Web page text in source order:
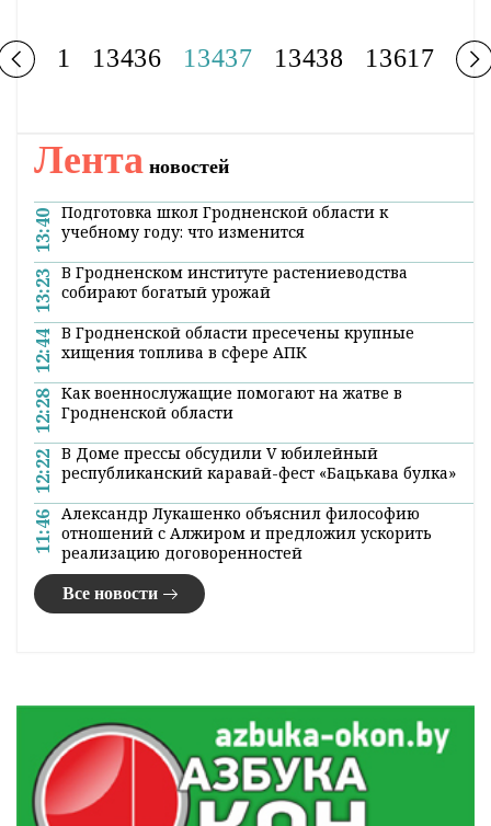
1 13436 13437 13438 13617
Лента новостей
13:40 Подготовка школ Гродненской области к
учебному году: что изменится
13:23 В Гродненском институте растениеводства
собирают богатый урожай
12:44 В Гродненской области пресечены крупные
хищения топлива в сфере АПК
12:28 Как военнослужащие помогают на жатве в
Гродненской области
12:22 В Доме прессы обсудили V юбилейный
республиканский каравай-фест «Бацькава булка»
11:46 Александр Лукашенко объяснил философию
отношений с Алжиром и предложил ускорить
реализацию договоренностей
Все новости